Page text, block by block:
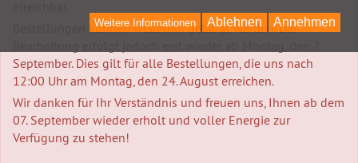
Bestellungen können weiterhin getätigt werden. Die
September. Dies gilt für alle Bestellungen, die uns nach
12:00 Uhr am Montag, den 24. August erreichen.
Wir danken für Ihr Verständnis und freuen uns, Ihnen ab dem
07. September wieder erholt und voller Energie zur
Verfügung zu stehen!
Annehmen
Ablehnen
Weitere Informationen